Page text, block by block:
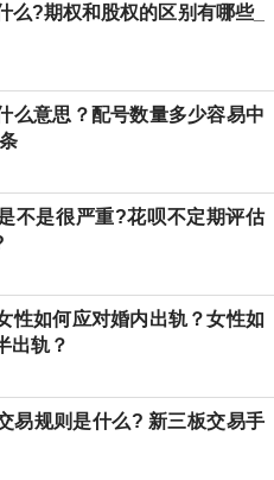
么?期权和股权的区别有哪些_
么意思？配号数量多少容易中
不是很严重?花呗不定期评估
性如何应对婚内出轨？女性如
出轨？
易规则是什么? 新三板交易手